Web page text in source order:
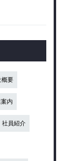
概要
内
社員紹介